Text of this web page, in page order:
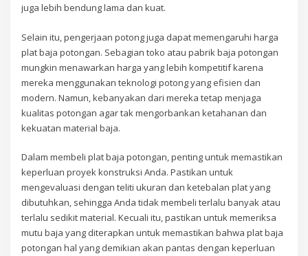
juga lebih bendung lama dan kuat.
Selain itu, pengerjaan potong juga dapat memengaruhi harga
plat baja potongan. Sebagian toko atau pabrik baja potongan
mungkin menawarkan harga yang lebih kompetitif karena
mereka menggunakan teknologi potong yang efisien dan
modern. Namun, kebanyakan dari mereka tetap menjaga
kualitas potongan agar tak mengorbankan ketahanan dan
kekuatan material baja.
Dalam membeli plat baja potongan, penting untuk memastikan
keperluan proyek konstruksi Anda. Pastikan untuk
mengevaluasi dengan teliti ukuran dan ketebalan plat yang
dibutuhkan, sehingga Anda tidak membeli terlalu banyak atau
terlalu sedikit material. Kecuali itu, pastikan untuk memeriksa
mutu baja yang diterapkan untuk memastikan bahwa plat baja
potongan hal yang demikian akan pantas dengan keperluan